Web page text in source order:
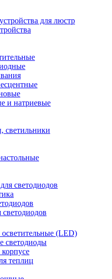
для люстр
и натриевые
светильники
светодиодов
(LED)
светодиоды
теплиц